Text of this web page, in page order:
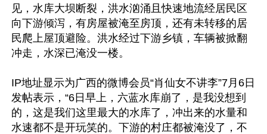
见，水库大坝断裂，洪水汹涌且快速地流经居民区
向下游倾泻，有房屋被淹至房顶，还有未转移的居
民爬上屋顶避险。洪水经过下游乡镇，车辆被掀翻
冲走，水深已淹没一楼。
IP地址显示为广西的微博会员“肖仙女不讲李”7月6日
发帖表示，“6日早上，六蓝水库崩了，是我没想到
的，这是我们这里最大的水库了，冲出来的水量和
水速都不是开玩笑的。下游的村庄都被淹没了，不